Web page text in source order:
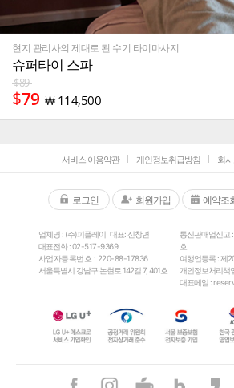
현지 관리사의 제대로 된 수기 타이마사지
슈퍼타이 스파
$89
$79 ￦ 114,500
서비스 이용약관 개인정보취급방침 회
로그인 회원가입 예약조
업체명 : (주)피플레이 대표: 신창면
대표전화 :02-517-9369
사업자등록번호 : 220-88-17836
서울특별시 강남구 논현로 142길 7, 401호
통신판매업신고
호
여행업등록 : 제
개인정보처리책
대표메일 :